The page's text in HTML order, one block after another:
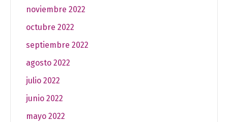
noviembre 2022
octubre 2022
septiembre 2022
agosto 2022
julio 2022
junio 2022
mayo 2022